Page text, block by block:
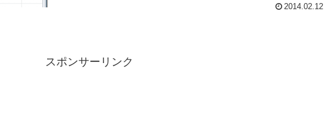
2014.02.12
スポンサーリンク